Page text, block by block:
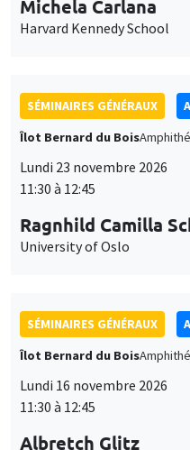
Îlot Bernard du Bois
Lundi 23 novembre 2026
11:30 à 12:45
Ragnhild Camilla
University of Oslo
Îlot Bernard du Bois
Lundi 16 novembre 2026
11:30 à 12:45
Albretch Glitz
Universitat Pompeu Fabra
Ce site utilise des cookies et